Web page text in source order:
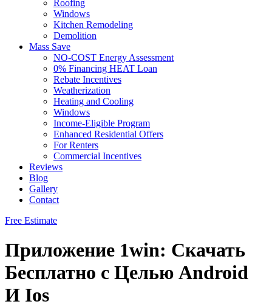
Roofing
Windows
Kitchen Remodeling
Demolition
Mass Save
NO-COST Energy Assessment
0% Financing HEAT Loan
Rebate Incentives
Weatherization
Heating and Cooling
Windows
Income-Eligible Program
Enhanced Residential Offers
For Renters
Commercial Incentives
Reviews
Blog
Gallery
Contact
Free Estimate
Приложение 1win: Скачать
Бесплатно с Целью Android
И Ios